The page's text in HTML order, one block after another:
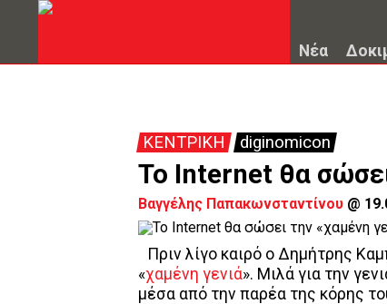
Νέα
ΚΕΝΤΡΙΚΗ diginomicon
To Internet θα
Βαγγέλης Παπακωνσταντίνου @
Πριν λίγο καιρό ο Δημήτρης
«χαμένη γενιά». Μιλά για την
μέσα από την παρέα της κόρης